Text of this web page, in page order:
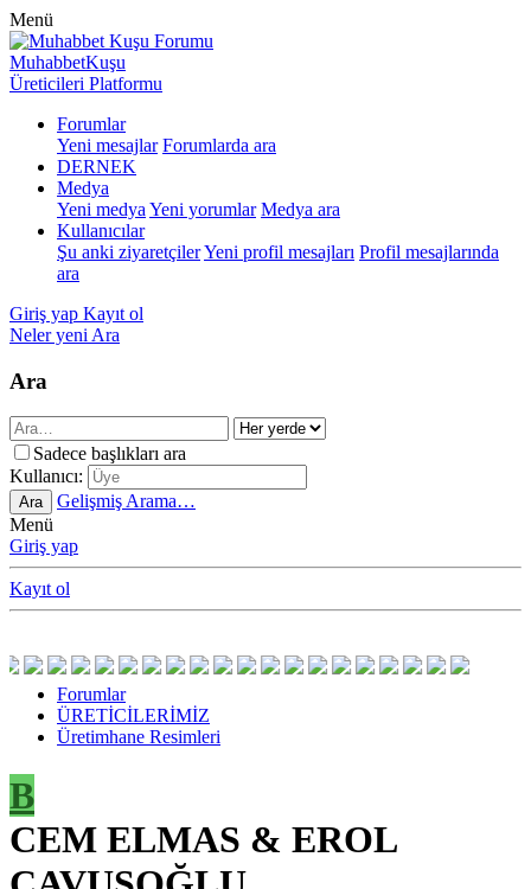
Menü
MuhabbetKuşu
Üreticileri Platformu
Forumlar
Yeni mesajlar Forumlarda ara
DERNEK
Medya
Yeni medya Yeni yorumlar Medya ara
Kullanıcılar
Şu anki ziyaretçilerYeni profil mesajları Profil mesajlarında
ara
Giriş yap Kayıt ol
Neler yeni Ara
Ara
Sadece başlıkları ara
Kullanıcı:
Ara
Gelişmiş Arama…
Menü
Giriş yap
Kayıt ol
Forumlar
ÜRETİCİLERİMİZ
Üretimhane Resimleri
B
CEM ELMAS & EROL